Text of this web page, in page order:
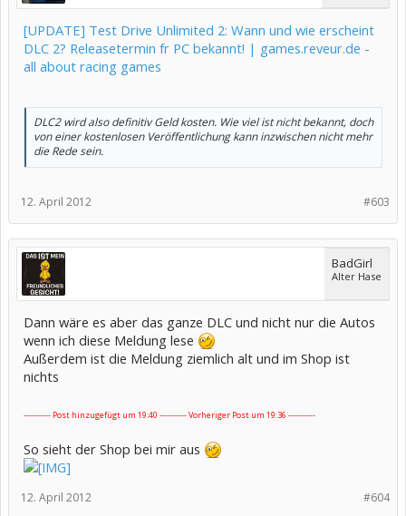
[UPDATE] Test Drive Unlimited 2: Wann und wie erscheint
DLC 2? Releasetermin fr PC bekannt! | games.reveur.de -
all about racing games
DLC2 wird also definitiv Geld kosten. Wie viel ist nicht bekannt, doch
von einer kostenlosen Veröffentlichung kann inzwischen nicht mehr
die Rede sein.
#603
12. April 2012
BadGirl
Alter Hase
Dann wäre es aber das ganze DLC und nicht nur die Autos
wenn ich diese Meldung lese
Außerdem ist die Meldung ziemlich alt und im Shop ist
nichts
---------- Post hinzugefügt um 19:40 ---------- Vorheriger Post um 19:36 ----------
So sieht der Shop bei mir aus
#604
12. April 2012